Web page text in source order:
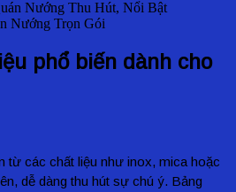
Nướng Trọn Gói
phổ biến dành cho
từ các chất liệu như inox, mica hoặc
dễ dàng thu hút sự chú ý. Bảng